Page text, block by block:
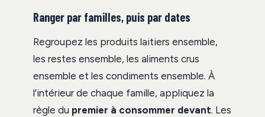
Ranger par familles, puis par dates
Regroupez les produits laitiers ensemble,
les restes ensemble, les aliments crus
ensemble et les condiments ensemble. À
l’intérieur de chaque famille, appliquez la
règle du premier à consommer devant. Les